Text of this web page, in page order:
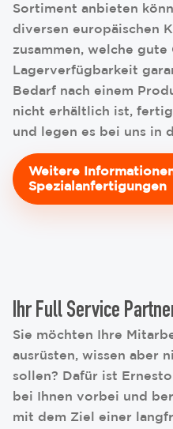
Sortiment anbieten
diversen europäischen
zusammen, welche
Lagerverfügbarkeit
Bedarf nach einem
nicht erhältlich ist,
und legen es bei uns in
Weitere
Spezialanfertigungen
Ihr Full Service
Sie möchten Ihre
ausrüsten, wissen aber
sollen? Dafür ist
bei Ihnen vorbei und
mit dem Ziel einer